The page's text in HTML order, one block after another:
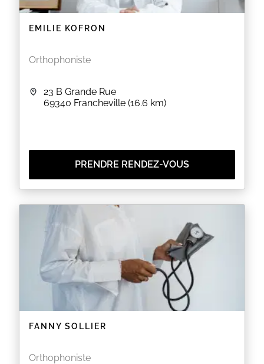
EMILIE KOFRON
Orthophoniste
23 B Grande Rue
69340 Francheville (16.6 km)
PRENDRE RENDEZ-VOUS
FANNY SOLLIER
Orthophoniste